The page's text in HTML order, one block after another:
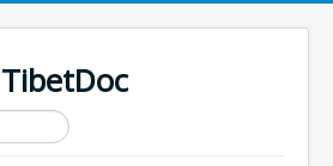
TibetDoc